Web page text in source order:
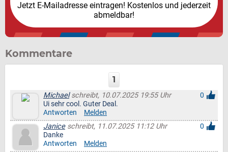
Jetzt E-Mailadresse eintragen! Kostenlos und jederzeit
abmeldbar!
Kommentare
1
Michaelschreibt, 10.07.2025 19:55 Uhr
0
Ui sehr cool. Guter Deal.
Antworten
Melden
Janiceschreibt, 11.07.2025 11:12 Uhr
0
Danke
Antworten
Melden